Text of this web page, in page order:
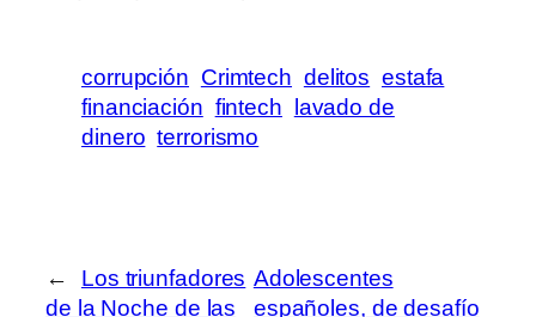
corrupción Crimtech delitos estafa
financiación fintech
lavado de
dinero terrorismo
←
Los triunfadores
de la Noche de las
Adolescentes
españoles, de desafío